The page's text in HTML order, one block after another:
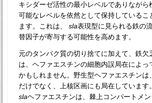
キシダーゼ活性の最小レベルでありながら
可能なレベルを依然として保持しているこ
ます。これは、sla表現型に見られる鉄の
替因子が寄与する可能性を高めます。
元のタンパク質の切り捨てに加えて、鉄欠
は、ヘファエスチンの細胞内誤局在によっ
かもしれません。野生型ヘファエスチンは
だけでなく、上核区画にも局在しています
slaヘファエスチンは、棘上コンパートメ